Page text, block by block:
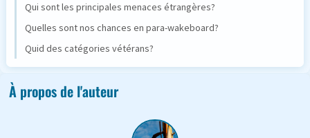
Qui sont les principales menaces étrangères?
Quelles sont nos chances en para-wakeboard?
Quid des catégories vétérans?
À propos de l'auteur